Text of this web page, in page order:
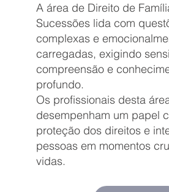
A área de Direito de
Sucessões lida com
complexas e
carregadas, exigindo
compreensão e
profundo.
Os profissionais desta
desempenham um papel
proteção dos direitos e
pessoas em momentos
vidas.